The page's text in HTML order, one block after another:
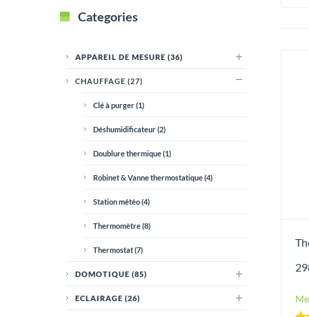
Categories
APPAREIL DE MESURE (36)
CHAUFFAGE (27)
Clé à purger(1)
Déshumidificateur(2)
Doublure thermique(1)
Robinet & Vanne thermostatique(4)
Station météo(4)
Thermomètre(8)
Thermostat(7)
DOMOTIQUE (85)
ECLAIRAGE (26)